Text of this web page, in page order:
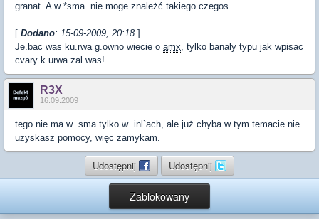
granat. A w *sma. nie moge znależć takiego czegos.
[ Dodano: 15-09-2009, 20:18 ]
Je.bac was ku.rwa g.owno wiecie o amx, tylko banaly typu jak wpisac
cvary k.urwa zal was!
R3X
16.09.2009
tego nie ma w .sma tylko w .inl`ach, ale już chyba w tym temacie nie
uzyskasz pomocy, więc zamykam.
Udostępnij Udostępnij
Zablokowany